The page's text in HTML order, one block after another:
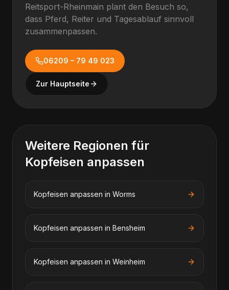
Reitsport-Rheinmain plant den Besuch so,
dass Pferd, Reiter und Tagesablauf sinnvoll
zusammenpassen.
06209 – 79 49 023
Zur Hauptseite
Weitere Regionen für
Kopfeisen anpassen
Kopfeisen anpassen in Worms
Kopfeisen anpassen in Bensheim
Kopfeisen anpassen in Weinheim